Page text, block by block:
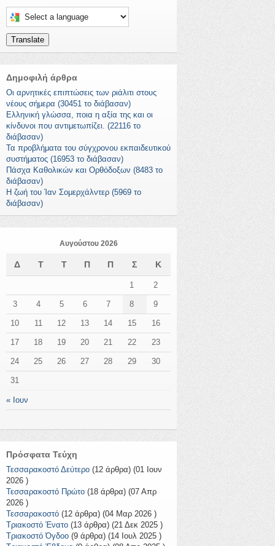
Select a language to translate this page
Translate
Δημοφιλή άρθρα
Οι αρνητικές επιπτώσεις των ριάλιτι στους
νέους σήμερα (30451 το διάβασαν)
Ελληνική γλώσσα, ποια η αξία της και οι
κίνδυνοι που αντιμετωπίζει. (22116 το
διάβασαν)
Τα προβλήματα του σύγχρονου εκπαιδευτικού
συστήματος (16953 το διάβασαν)
Πάσχα Καθολικών και Ορθόδοξων (8483 το
διάβασαν)
Η ζωή του Ίαν Σομερχάλντερ (5969 το
διάβασαν)
Αυγούστου 2026
Δ Τ Τ Π Π Σ Κ
« Ιουν
1 2
3 4 5 6 7 8 9
10 11 12 13 14 15 16
17 18 19 20 21 22 23
24 25 26 27 28 29 30
31
Πρόσφατα Τεύχη
Τεσσαρακοστό Δεύτερο (12 άρθρα) (01 Ιουν
2026 )
Τεσσαρακοστό Πρώτο (18 άρθρα) (07 Απρ
2026 )
Τεσσαρακοστό (12 άρθρα) (04 Μαρ 2026 )
Τριακοστό Ένατο (13 άρθρα) (21 Δεκ 2025 )
Τριακοστό Όγδοο (9 άρθρα) (14 Ιουλ 2025 )